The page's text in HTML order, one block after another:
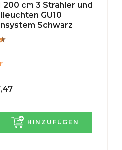
200 cm 3 Strahler und
GU10
Schwarz
HINZUFÜGEN